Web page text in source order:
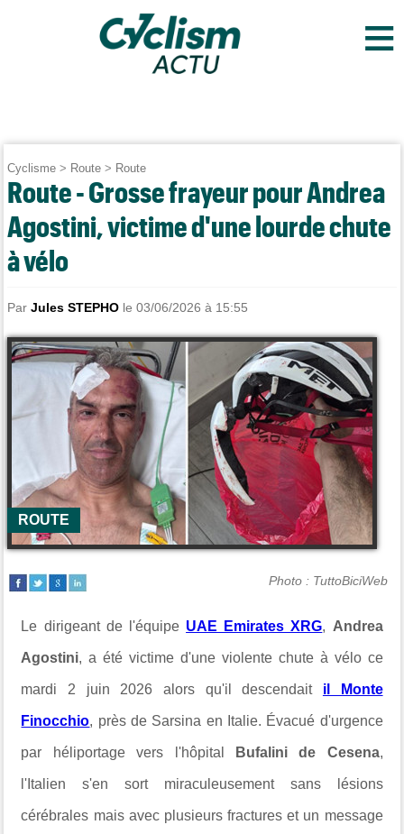
≡
Cyclisme > Route > Route
Route - Grosse frayeur pour Andrea
Agostini, victime d'une lourde chute
à vélo
ParJules STEPHO le 03/06/2026 à 15:55
ROUTE
Photo : TuttoBiciWeb
Le dirigeant de l'équipe UAE Emirates XRG, Andrea
Agostini, a été victime d'une violente chute à vélo ce
mardi 2 juin 2026 alors qu'il descendait il Monte
Finocchio, près de Sarsina en Italie. Évacué d'urgence
par héliportage vers l'hôpital Bufalini de Cesena,
l'Italien s'en sort miraculeusement sans lésions
cérébrales mais avec plusieurs fractures et un message